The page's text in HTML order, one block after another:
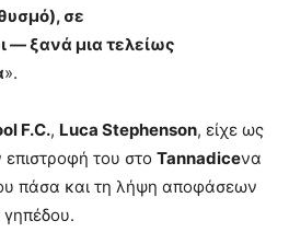
σε
— ξανά μια τελείως
».
F.C., Luca Stephenson, είχε ως
του στο Tannadiceνα
πάσα και τη λήψη αποφάσεων
γηπέδου.